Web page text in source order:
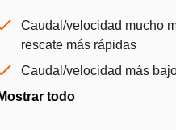
Caudal/velocidad mucho
rescate más rápidas
Caudal/velocidad más
Mostrar todo